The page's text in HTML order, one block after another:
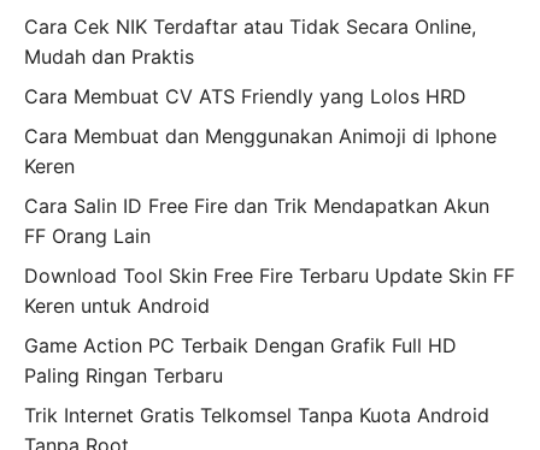
Cara Cek NIK Terdaftar atau Tidak Secara Online,
Mudah dan Praktis
Cara Membuat CV ATS Friendly yang Lolos HRD
Cara Membuat dan Menggunakan Animoji di Iphone
Keren
Cara Salin ID Free Fire dan Trik Mendapatkan Akun
FF Orang Lain
Download Tool Skin Free Fire Terbaru Update Skin FF
Keren untuk Android
Game Action PC Terbaik Dengan Grafik Full HD
Paling Ringan Terbaru
Trik Internet Gratis Telkomsel Tanpa Kuota Android
Tanpa Root